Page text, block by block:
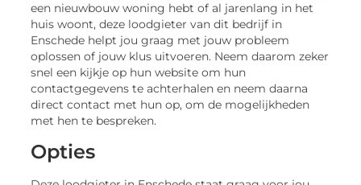
een nieuwbouw woning hebt of al jarenlang in het
huis woont, deze loodgieter van dit bedrijf in
Enschede helpt jou graag met jouw probleem
oplossen of jouw klus uitvoeren. Neem daarom zeker
snel een kijkje op hun website om hun
contactgegevens te achterhalen en neem daarna
direct contact met hun op, om de mogelijkheden
met hen te bespreken.
Opties